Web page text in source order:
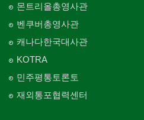
몬트리올총영사관
벤쿠버총영사관
캐나다한국대사관
KOTRA
민주평통토론토
재외통포협력센터